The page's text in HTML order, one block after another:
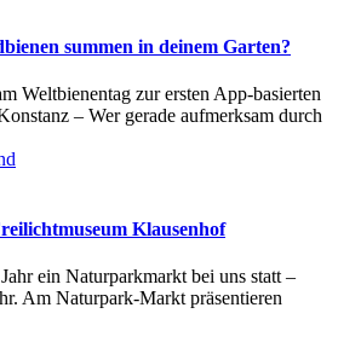
summen in deinem Garten?
Weltbienentag zur ersten App-basierten
– Wer gerade aufmerksam durch
Klausenhof
ein Naturparkmarkt bei uns statt –
Am Naturpark-Markt präsentieren